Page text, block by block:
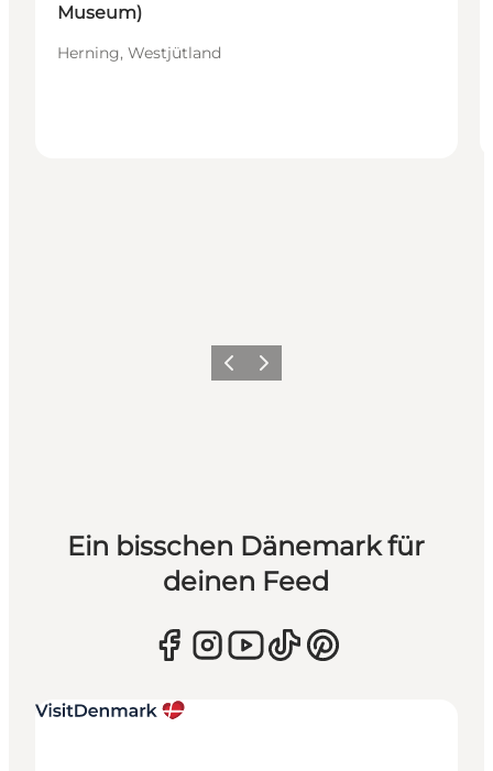
Museum)
Herning, Westjütland
ZurückWeiter
Ein bisschen Dänemark für
deinen Feed